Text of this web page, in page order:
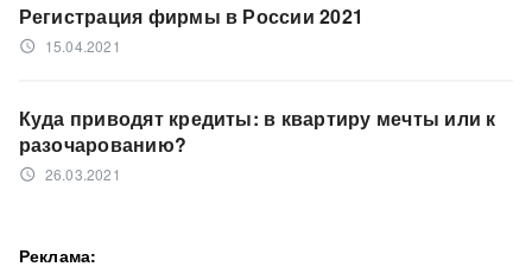
Регистрация фирмы в России 2021
access_time 15.04.2021
Куда приводят кредиты: в квартиру мечты или к
разочарованию?
access_time 26.03.2021
Реклама: